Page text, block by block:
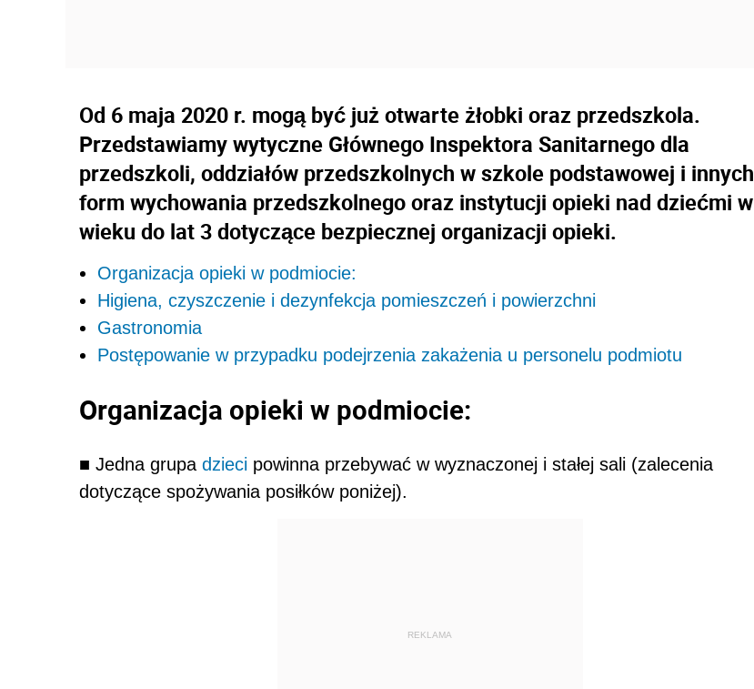
Od 6 maja 2020 r. mogą być już otwarte żłobki oraz przedszkola.
Przedstawiamy wytyczne Głównego Inspektora Sanitarnego dla
przedszkoli, oddziałów przedszkolnych w szkole podstawowej i innych
form wychowania przedszkolnego oraz instytucji opieki nad dziećmi w
wieku do lat 3 dotyczące bezpiecznej organizacji opieki.
Organizacja opieki w podmiocie:
Higiena, czyszczenie i dezynfekcja pomieszczeń i powierzchni
Gastronomia
Postępowanie w przypadku podejrzenia zakażenia u personelu podmiotu
Organizacja opieki w podmiocie:
■ Jedna grupa dzieci powinna przebywać w wyznaczonej i stałej sali (zalecenia
dotyczące spożywania posiłków poniżej).
REKLAMA